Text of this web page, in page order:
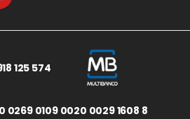
125 574
0269 0109 0020 0029 1608 8